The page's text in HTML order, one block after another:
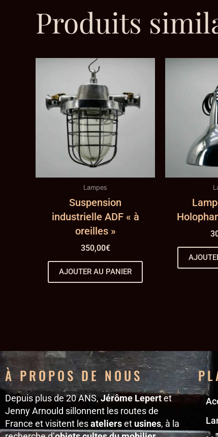
Produits
Lampes
Suspension
industrielle ADF « à
oreilles »
350,00€
AJOUTER AU PANIER
À PROPOS DE NOUS
Depuis plus de 20 ANS,Jérôme Lepertet
Jenny Arnould sillonnent les routes de
France et visitent lesatelierset usines, à la